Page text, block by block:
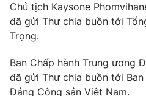
VTV Money
Thị trường 24h
Chủ tịch Kaysone
đã gửi Thư chia buồn tới
Trọng.
Ban Chấp hành Trung ương
đã gửi Thư chia buồn tới
Đảng Cộng sản Việt Nam.